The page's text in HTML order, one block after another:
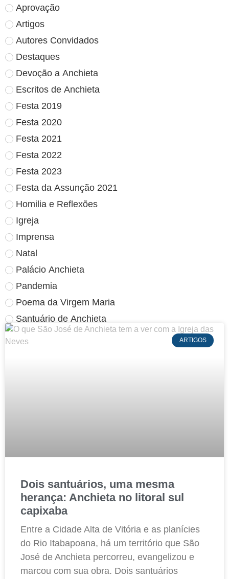
ARTIGOS
Dois santuários, uma mesma
herança: Anchieta no litoral sul
capixaba
Entre a Cidade Alta de Vitória e as planícies
do Rio Itabapoana, há um território que São
José de Anchieta percorreu, evangelizou e
marcou com sua obra. Dois santuários
Aprovação
Artigos
Autores Convidados
Destaques
Devoção a Anchieta
Escritos de Anchieta
Festa 2019
Festa 2020
Festa 2021
Festa 2022
Festa 2023
Festa da Assunção 2021
Homilia e Reflexões
Igreja
Imprensa
Natal
Palácio Anchieta
Pandemia
Poema da Virgem Maria
Santuário de Anchieta